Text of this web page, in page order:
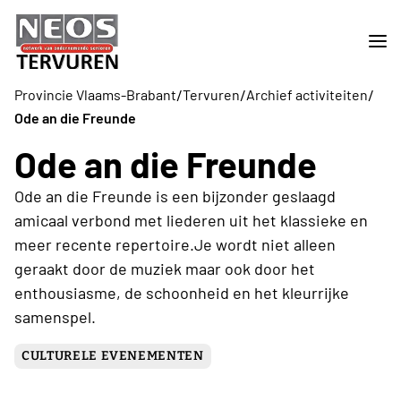
Provincie Vlaams-Brabant/Tervuren/Archief activiteiten/
Ode an die Freunde
Ode an die Freunde
Ode an die Freunde is een bijzonder geslaagd
amicaal verbond met liederen uit het klassieke en
meer recente repertoire.Je wordt niet alleen
geraakt door de muziek maar ook door het
enthousiasme, de schoonheid en het kleurrijke
samenspel.
CULTURELE EVENEMENTEN